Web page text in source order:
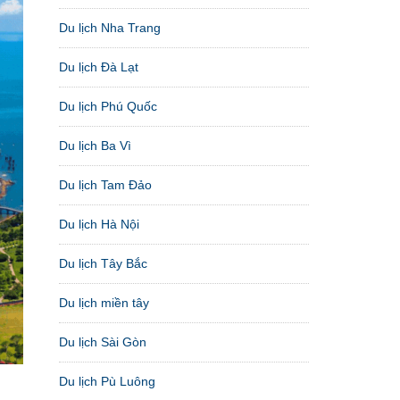
Du lịch Nha Trang
Du lịch Đà Lạt
Du lịch Phú Quốc
Du lịch Ba Vì
Du lịch Tam Đảo
Du lịch Hà Nội
Du lịch Tây Bắc
Du lịch miền tây
Du lịch Sài Gòn
Du lịch Pù Luông